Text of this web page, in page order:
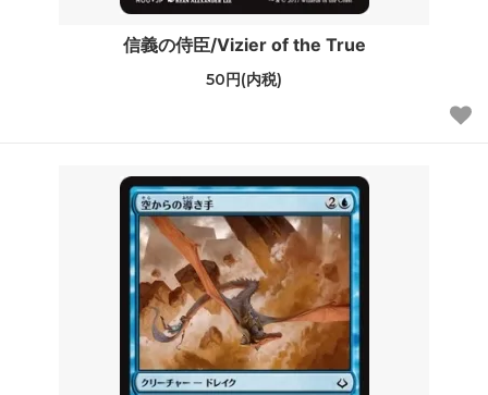
信義の侍臣/Vizier of the True
50円(内税)